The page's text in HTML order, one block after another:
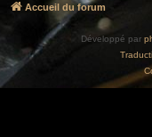
Accueil du forum
Développé par